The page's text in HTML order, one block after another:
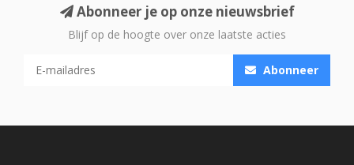
Abonneer je op onze nieuwsbrief
Blijf op de hoogte over onze laatste acties
Abonneer